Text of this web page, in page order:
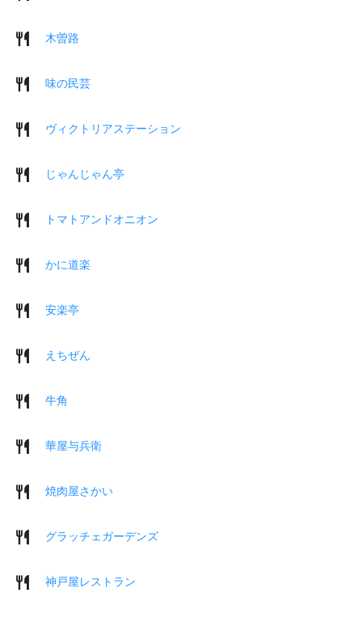
木曽路
味の民芸
ヴィクトリアステーション
じゃんじゃん亭
トマトアンドオニオン
かに道楽
安楽亭
えちぜん
牛角
華屋与兵衛
焼肉屋さかい
グラッチェガーデンズ
神戸屋レストラン